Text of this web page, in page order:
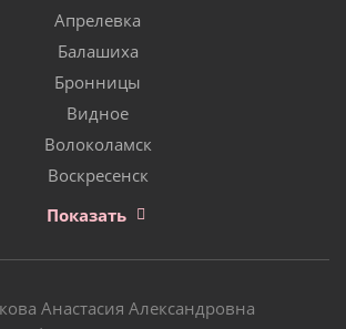
Апрелевка
Балашиха
Бронницы
Видное
Волоколамск
Воскресенск
Показать
Анастасия Александровна